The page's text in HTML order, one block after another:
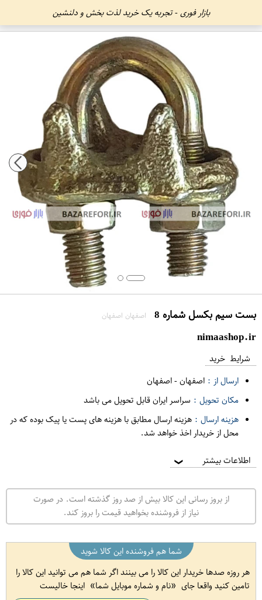
بازار فوری - تجربه یک خرید لذت بخش و دلنشین
بست سیم بکسل شماره 8 اصفهان اصفهان
nimaashop.ir
شرایط خرید
ارسال از : اصفهان-اصفهان
مکان تحویل : سراسر ایران قابل تحویل می باشد
هزینه ارسال : هزینه ارسال مطابق با هزینه های پست یا پیک بوده که در
محل از خریدار اخذ خواهد شد.
اطلاعات بیشتر ❯
از بروز رسانی این کالا بیش از صد روز گذشته است. در صورت
نیاز از فروشنده بخواهید قیمت را بروز کند.
شما هم فروشنده این کالا شوید
هر روزه صدها خریدار این کالا را می بینند اگر شما هم می توانید این کالا را
تامین کنید واقعا جای
نام و شماره موبایل شما اینجا خالیست